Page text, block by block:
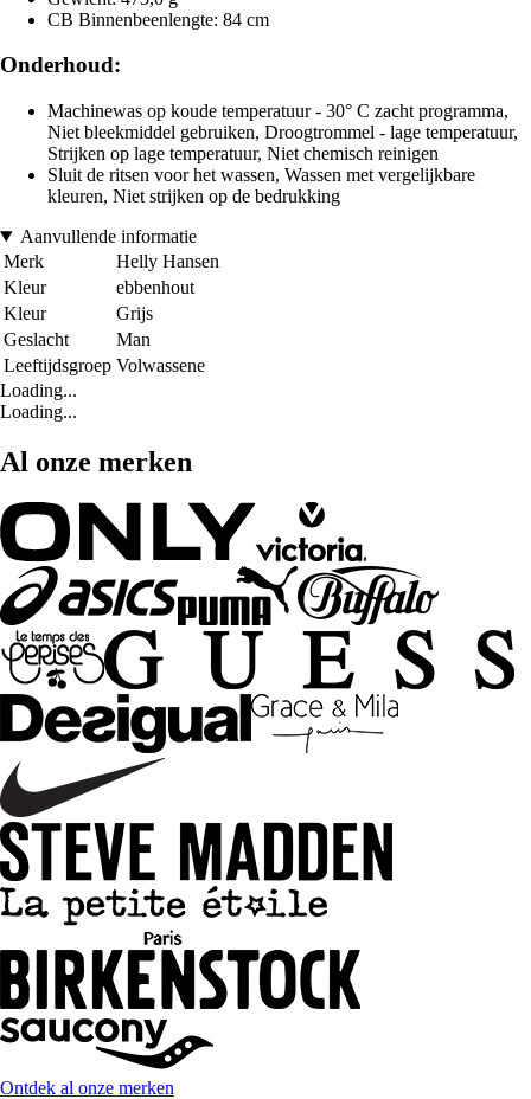
CB Binnenbeenlengte: 84 cm
Onderhoud:
Machinewas op koude temperatuur - 30° C zacht programma,
Niet bleekmiddel gebruiken, Droogtrommel - lage temperatuur,
Strijken op lage temperatuur, Niet chemisch reinigen
Sluit de ritsen voor het wassen, Wassen met vergelijkbare
kleuren, Niet strijken op de bedrukking
Aanvullende informatie
Merk
Helly Hansen
Kleur
ebbenhout
Kleur
Grijs
Geslacht
Man
Leeftijdsgroep Volwassene
Loading...
Loading...
Al onze merken
Ontdek al onze merken